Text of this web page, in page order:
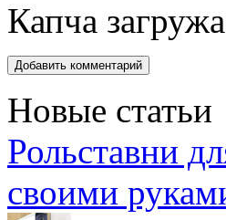
Капча
Новые статьи
Рольставни
своими